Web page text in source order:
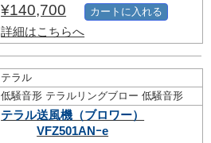
¥140,700
詳細はこちらへ
カートに入れる
テラル
低騒音形 テラルリングブロー 低騒音形
テラル送風機（ブロワー）
VFZ501ANｰe